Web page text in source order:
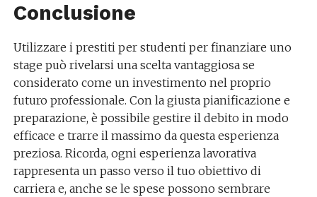
Conclusione
Utilizzare i prestiti per studenti per finanziare uno
stage può rivelarsi una scelta vantaggiosa se
considerato come un investimento nel proprio
futuro professionale. Con la giusta pianificazione e
preparazione, è possibile gestire il debito in modo
efficace e trarre il massimo da questa esperienza
preziosa. Ricorda, ogni esperienza lavorativa
rappresenta un passo verso il tuo obiettivo di
carriera e, anche se le spese possono sembrare